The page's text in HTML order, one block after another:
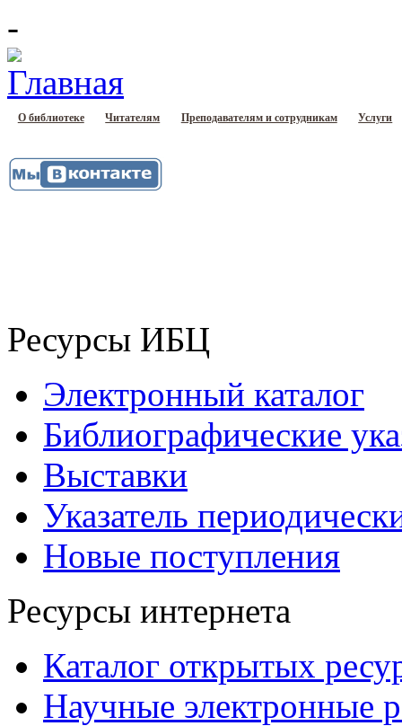
-
О библиотеке Читателям Преподавателям и сотрудникам Услуги
Ресурсы ИБЦ
Электронный каталог
Библиографические
Выставки
Указатель
Новые поступления
Ресурсы интернета
Каталог открытых
Научные электронные